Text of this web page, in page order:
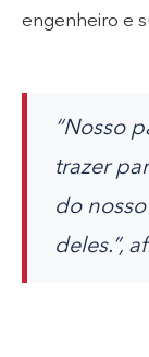
engenheiro e
“Nosso
trazer
do
deles.”,